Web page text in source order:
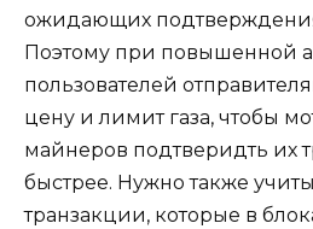
ожидающих
Поэтому при повышенной
пользователей
цену и лимит газа, чтобы
майнеров подтверидть их
быстрее. Нужно также
транзакции, которые в